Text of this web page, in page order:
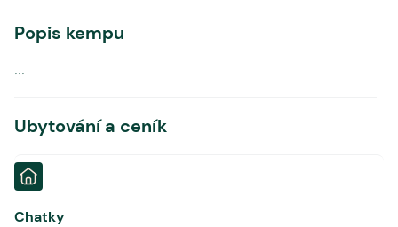
Popis kempu
...
Ubytování a ceník
Chatky